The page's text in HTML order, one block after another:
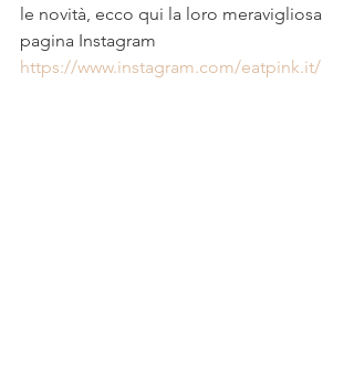
le novità, ecco qui la loro meravigliosa
pagina Instagram
https://www.instagram.com/eatpink.it/